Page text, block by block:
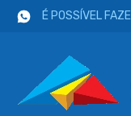
É POSSÍVEL